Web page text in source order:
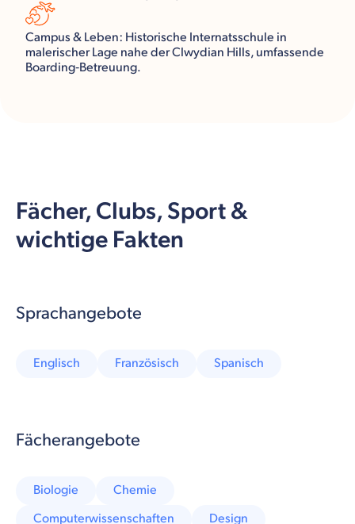
Campus & Leben: Historische Internatsschule in
malerischer Lage nahe der Clwydian Hills, umfassende
Boarding‑Betreuung.
Fächer, Clubs, Sport &
wichtige Fakten
Sprachangebote
Englisch Französisch Spanisch
Fächerangebote
Biologie
Chemie
Computerwissenschaften
Design